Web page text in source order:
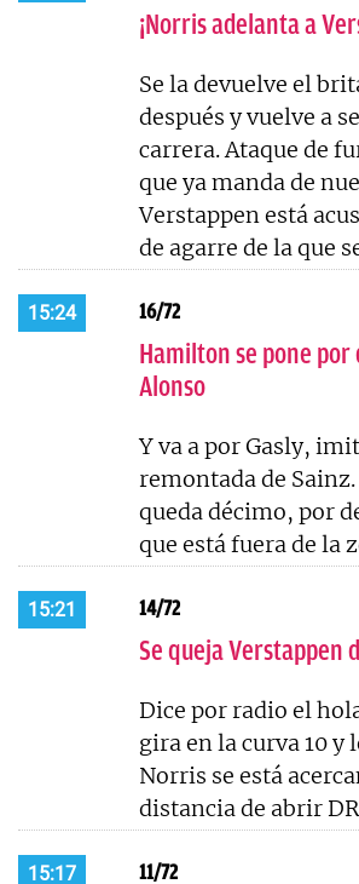
¡Norris adelanta a
Se la devuelve el
después y vuelve a
carrera. Ataque de
que ya manda de
Verstappen está
de agarre de la que
15:24 16/72
Hamilton se pone por
Alonso
Y va a por Gasly,
remontada de
queda décimo, por
que está fuera de la
15:21 14/72
Se queja Verstappen
Dice por radio el
gira en la curva 10 y
Norris se está
distancia de abrir
15:17 11/72